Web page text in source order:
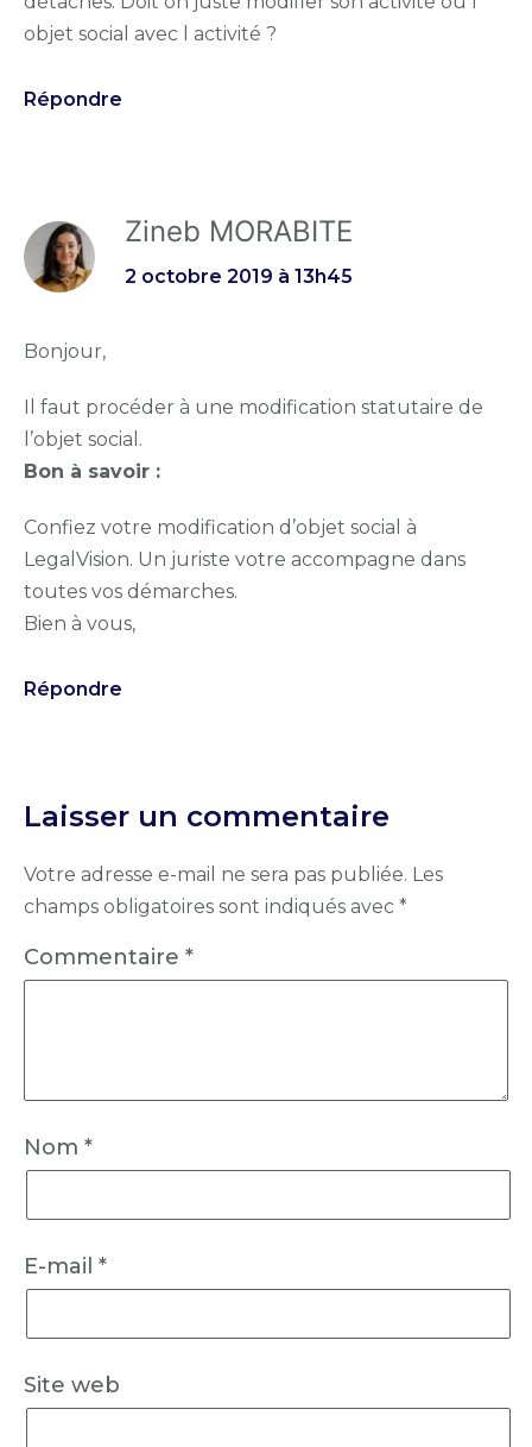
objet social avec l activité ?
Répondre
Zineb MORABITE
2 octobre 2019 à 13h45
Bonjour,
Il faut procéder à une modification statutaire de
l’objet social.
Bon à savoir :
Confiez votre modification d’objet social à
LegalVision. Un juriste votre accompagne dans
toutes vos démarches.
Bien à vous,
Répondre
Laisser un commentaire
Votre adresse e-mail ne sera pas publiée. Les
champs obligatoires sont indiqués avec *
Commentaire *
Nom *
E-mail *
Site web